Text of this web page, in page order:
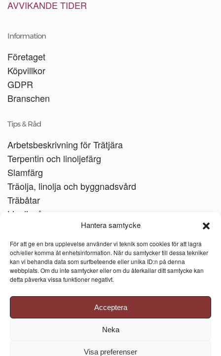
Hantera samtycke
För att ge en bra upplevelse använder vi teknik som cookies för att lagra
och/eller komma åt enhetsinformation. När du samtycker till dessa tekniker
kan vi behandla data som surfbeteende eller unika ID:n på denna
webbplats. Om du inte samtycker eller om du återkallar ditt samtycke kan
detta påverka vissa funktioner negativt.
Acceptera
Neka
Visa preferenser
AVVIKANDE TIDER
Information
Företaget
Köpvillkor
GDPR
Branschen
Tips & Råd
Arbetsbeskrivning för Trätjära
Terpentin och linoljefärg
Slamfärg
Träolja, linolja och byggnadsvård
Träbåtar
Linoljesåpa